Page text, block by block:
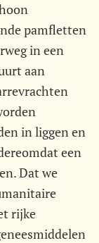
pamfletten
in een
aan
in liggen en
een
Dat we
rijke